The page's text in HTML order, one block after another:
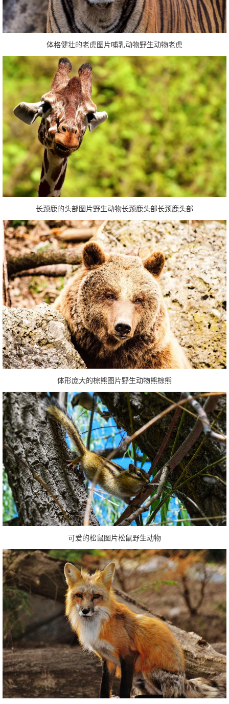
体格健壮的老虎图片哺乳动物野生动物老虎
长颈鹿的头部图片野生动物长颈鹿头部长颈鹿头部
体形庞大的棕熊图片野生动物熊棕熊
可爱的松鼠图片松鼠野生动物